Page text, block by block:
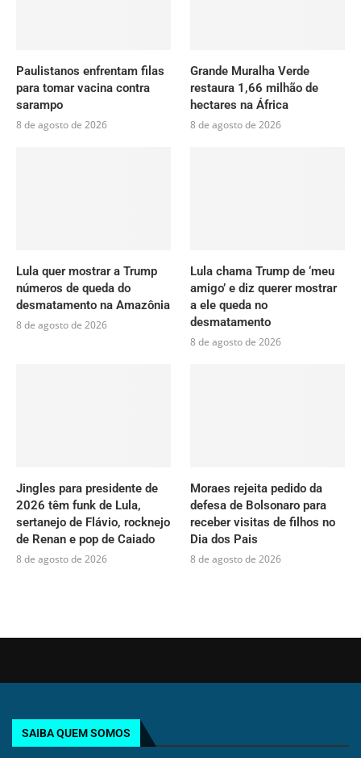
Paulistanos enfrentam filas
para tomar vacina contra
sarampo
8 de agosto de 2026
Grande Muralha Verde
restaura 1,66 milhão de
hectares na África
8 de agosto de 2026
Lula quer mostrar a Trump
números de queda do
desmatamento na Amazônia
8 de agosto de 2026
Lula chama Trump de ‘meu
amigo’ e diz querer mostrar
a ele queda no
desmatamento
8 de agosto de 2026
Jingles para presidente de
2026 têm funk de Lula,
sertanejo de Flávio, rocknejo
de Renan e pop de Caiado
8 de agosto de 2026
Moraes rejeita pedido da
defesa de Bolsonaro para
receber visitas de filhos no
Dia dos Pais
8 de agosto de 2026
SAIBA QUEM SOMOS